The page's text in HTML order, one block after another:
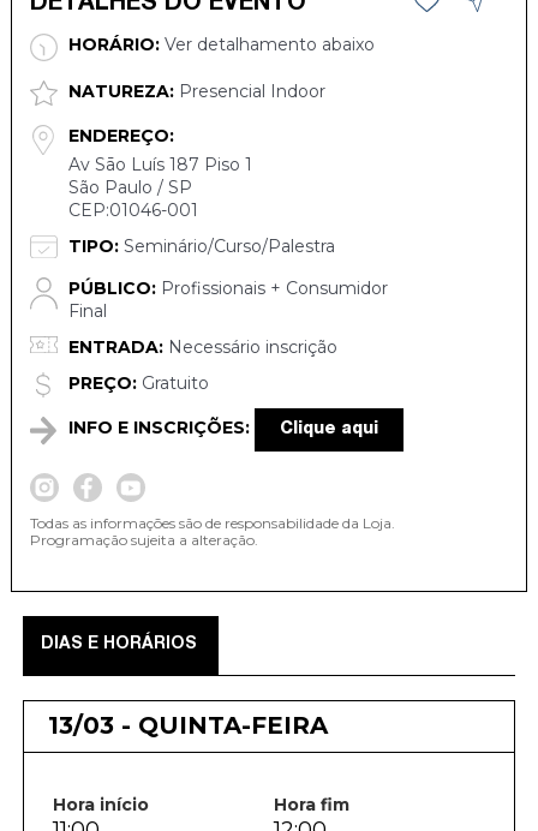
HORÁRIO:Ver detalhamento abaixo
NATUREZA:Presencial Indoor
ENDEREÇO:
Av Sāo Luís 187 Piso 1
São Paulo / SP
CEP:01046-001
TIPO:Seminário/Curso/Palestra
PÚBLICO:Profissionais + Consumidor
Final
ENTRADA:Necessário inscrição
PREÇO:Gratuito
INFO E INSCRIÇÕES: Clique aqui
Todas as informações são de responsabilidade da Loja.
Programação sujeita a alteração.
DIAS E HORÁRIOS
13/03 - QUINTA-FEIRA
Hora início Hora fim